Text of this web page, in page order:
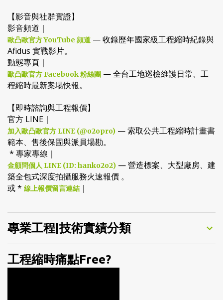
【影音與社群實證】
影音頻道｜
歐凸歐官方 YouTube 頻道 — 收錄歷年國家級工程縮時紀錄與
Afidus 實戰影片。
動態專頁｜
歐凸歐官方 Facebook 粉絲團 — 全台工地巡檢維護日常、工
程縮時最新案場快報。
【即時諮詢與工程報價】
官方 LINE｜
加入歐凸歐官方 LINE (@o2opro) — 索取公共工程縮時計畫書
範本、售後保固與派員場勘。
* 專家專線｜
金顧問個人 LINE (ID: hanko2o2) — 營造標案、大型廠房、建
築全包式深度拍攝服務火速報價 。
或 * 線上報價留言連結 ｜
專業工程|技術實績分類
工程縮時痛點Free?